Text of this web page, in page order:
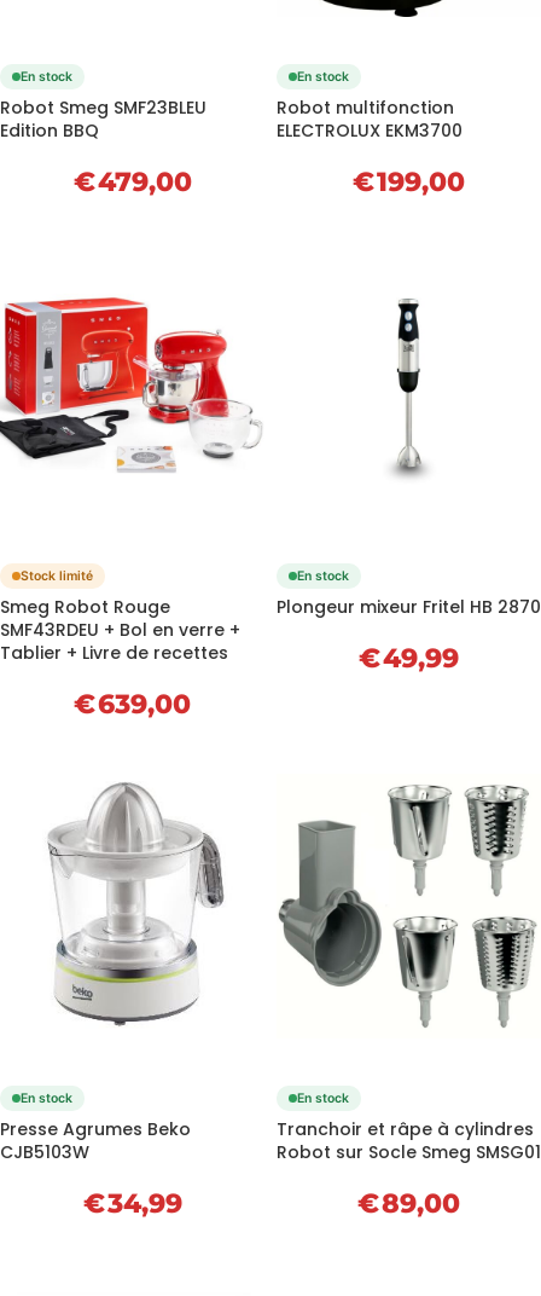
En stock
Robot Smeg SMF23BLEU
Edition BBQ
€479,00
En stock
Robot multifonction
ELECTROLUX EKM3700
€199,00
Stock limité
Smeg Robot Rouge
SMF43RDEU + Bol en verre +
Tablier + Livre de recettes
€639,00
En stock
Plongeur mixeur Fritel HB 2870
€49,99
En stock
Presse Agrumes Beko
CJB5103W
€34,99
En stock
Tranchoir et râpe à cylindres
Robot sur Socle Smeg SMSG01
€89,00